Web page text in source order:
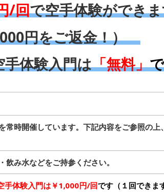
/回で空手体験ができ
円をご返金！）
手体験入門は「無料」
常時開催しています。下記内容をご参照の
み水などをご持参ください。
手体験入門は￥1,000円/回です（１回できま